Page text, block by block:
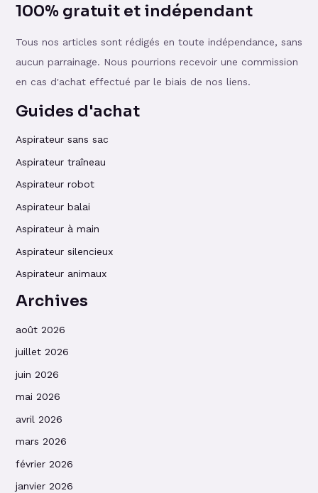
100% gratuit et indépendant
Tous nos articles sont rédigés en toute indépendance, sans
aucun parrainage. Nous pourrions recevoir une commission
en cas d'achat effectué par le biais de nos liens.
Guides d'achat
Aspirateur sans sac
Aspirateur traîneau
Aspirateur robot
Aspirateur balai
Aspirateur à main
Aspirateur silencieux
Aspirateur animaux
Archives
août 2026
juillet 2026
juin 2026
mai 2026
avril 2026
mars 2026
février 2026
janvier 2026